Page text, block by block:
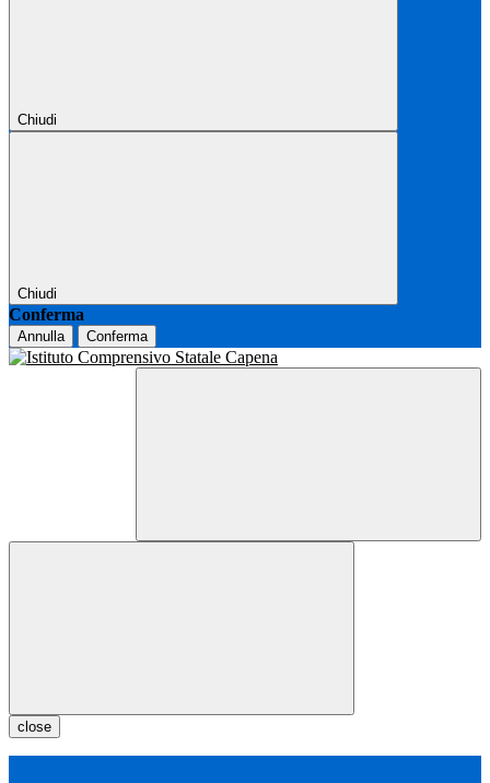
Chiudi
Chiudi
Conferma
Annulla Conferma
close